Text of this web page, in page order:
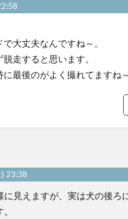
大丈夫なんですね～。
走すると思います。
最後のがよく撮れてますね～
23:38
に見えますが、実は犬の後ろ